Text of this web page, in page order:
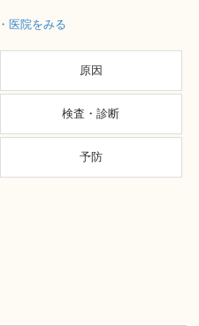
医院をみる
原因
検査・診断
予防